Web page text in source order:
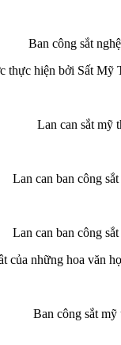
Ban công sắt
hiện bởi Sất
Lan can sắt mỹ
Lan can ban công
Lan can ban công
của những hoa văn
Ban công sắt mỹ